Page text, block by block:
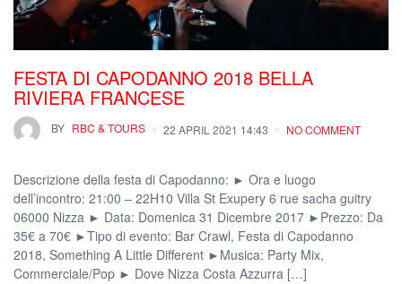
FESTA DI CAPODANNO 2018 BELLA
RIVIERA FRANCESE
BY RBC & TOURS 22 APRIL 2021 14:43 NO COMMENT
Descrizione della festa di Capodanno: ► Ora e luogo
dell’incontro: 21:00 – 22H10 Villa St Exupery 6 rue sacha guitry
06000 Nizza ► Data: Domenica 31 Dicembre 2017 ►Prezzo: Da
35€ a 70€ ►Tipo di evento: Bar Crawl, Festa di Capodanno
2018, Something A Little Different ►Musica: Party Mix,
Commerciale/Pop ► Dove Nizza Costa Azzurra […]